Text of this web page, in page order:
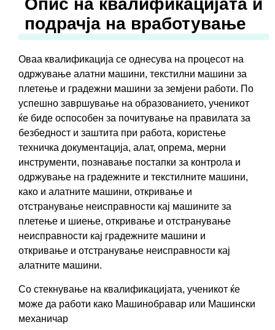
Oпис на квалификацијата и
подрачја на вработување
Оваа квалификација се однесува на процесот на
одржување алатни машини, текстилни машини за
плетење и градежни машини за земјени работи. По
успешно завршување на образованието, ученикот
ќе биде оспособен за почитување на правилата за
безбедност и заштита при работа, користење
техничка документација, алат, опрема, мерни
инструменти, познавање постапки за контрола и
одржување на градежните и текстилните машини,
како и алатните машини, откривање и
отстранување неисправности кај машините за
плетење и шиење, откривање и отстранување
неисправности кај градежните машини и
откривање и отстранување неисправности кај
алатните машини.
Со стекнување на квалификацијатa, ученикот ќе
може да работи како Машинобравар или Машински
механичар